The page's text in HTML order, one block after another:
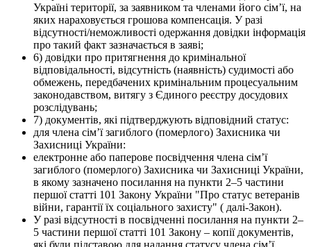
Україні території, за заявником та членами його сім’ї, на
яких нараховується грошова компенсація. У разі
відсутності/неможливості одержання довідки інформація
про такий факт зазначається в заяві;
6) довідки про притягнення до кримінальної
відповідальності, відсутність (наявність) судимості або
обмежень, передбачених кримінальним процесуальним
законодавством, витягу з Єдиного реєстру досудових
розслідувань;
7) документів, які підтверджують відповідний статус:
для члена сім’ї загиблого (померлого) Захисника чи
Захисниці України:
електронне або паперове посвідчення члена сім’ї
загиблого (померлого) Захисника чи Захисниці України,
в якому зазначено посилання на пункти 2‒5 частини
першої статті 101 Закону України "Про статус ветеранів
війни, гарантії їх соціального захисту" ( далі-Закон).
У разі відсутності в посвідченні посилання на пункти 2–
5 частини першої статті 101 Закону – копії документів,